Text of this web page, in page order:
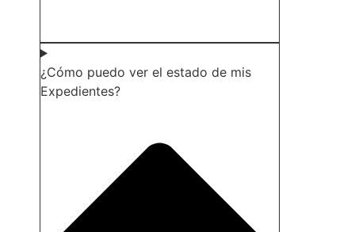
¿Cómo puedo ver el estado de mis
Expedientes?